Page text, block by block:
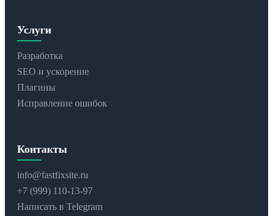
Услуги
Разработка
SEO и ускорение
Плагины
Исправление ошибок
Контакты
info@fastfixsite.ru
+7 (999) 110-13-97
Написать в Telegram